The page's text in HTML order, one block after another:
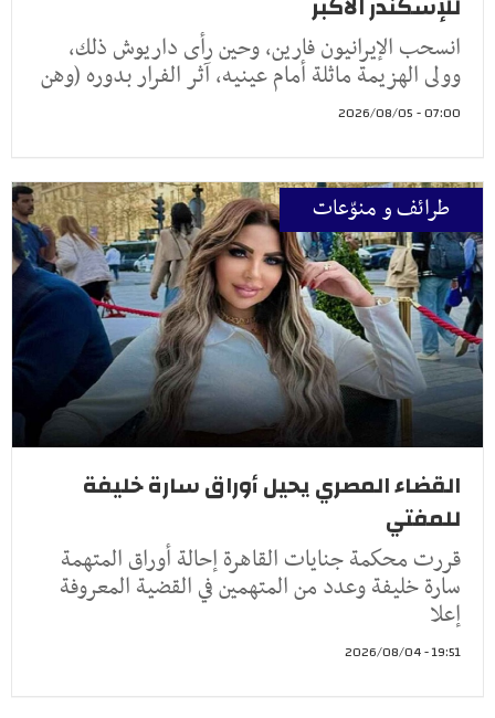
انسحب الإيرانيون فارين، وحين رأى داريوش ذلك،
وولى الهزيمة ماثلة أمام عينيه، آثر الفرار بدوره (وهن
07:00 - 2026/08/05
طرائف و منوّعات
القضاء المصري يحيل أوراق سارة خليفة
للمفتي
قررت محكمة جنايات القاهرة إحالة أوراق المتهمة
سارة خليفة وعدد من المتهمين في القضية المعروفة
إعلا
19:51 - 2026/08/04